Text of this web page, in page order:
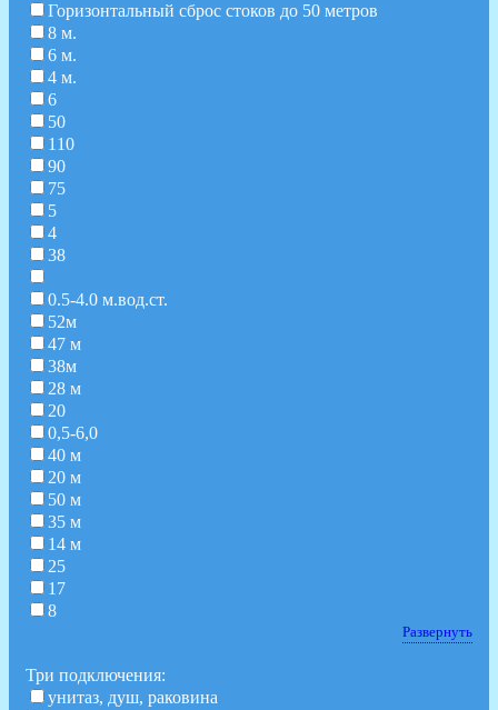
Горизонтальный сброс стоков до 50 метров
8 м.
6 м.
4 м.
6
50
110
90
75
5
4
38
0.5-4.0 м.вод.ст.
52м
47 м
38м
28 м
20
0,5-6,0
40 м
20 м
50 м
35 м
14 м
25
17
8
Развернуть
Три подключения:
унитаз, душ, раковина